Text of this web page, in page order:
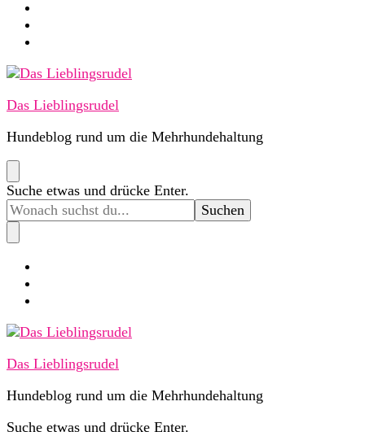
Das Lieblingsrudel
Hundeblog rund um die Mehrhundehaltung
Suchst
du
nach
etwas?
Suche etwas und drücke Enter.
Das Lieblingsrudel
Hundeblog rund um die Mehrhundehaltung
Suchst
Suche etwas und drücke Enter.